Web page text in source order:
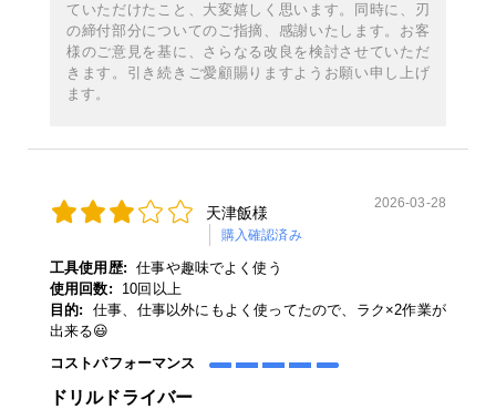
ていただけたこと、大変嬉しく思います。同時に、刃
の締付部分についてのご指摘、感謝いたします。お客
様のご意見を基に、さらなる改良を検討させていただ
きます。引き続きご愛顧賜りますようお願い申し上げ
ます。
天津飯様
購入確認済み
2026-03-28
工具使用歴: 仕事や趣味でよく使う
使用回数:
10回以上
目的:
仕事、仕事以外にもよく使ってたので、ラク×2作業が
出来る😃
コストパフォーマンス
ドリルドライバー